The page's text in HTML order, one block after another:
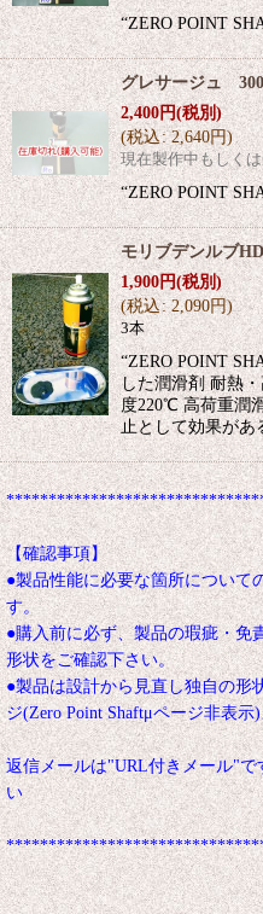
“ZERO POINT
グレサージュ
2,400円(税別)
(税込: 2,640円)
現在製作中もしく
“ZERO POINT
モリブデンルブ
1,900円(税別)
(税込: 2,090円)
3本
“ZERO POINT
した潤滑剤 耐熱
度220℃ 高荷重潤
止として効果が
【確認事項】
●製品性能に必要な箇所について
す。
●購入前に必ず、製品の瑕疵・
形状をご確認下さい。
●製品は設計から見直し独自の形
ジ(Zero Point Shaftμページ非表示
返信メールは"URL付きメール"
い